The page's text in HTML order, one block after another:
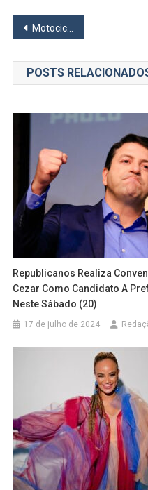
Navegação
de
Post
Motociclista morre em acidente na rodovia Castelo Branco em Osasco
POSTS
Republicanos Realiza
Cezar Como Candidato A
Neste Sábado (20)
17 de julho de 2024